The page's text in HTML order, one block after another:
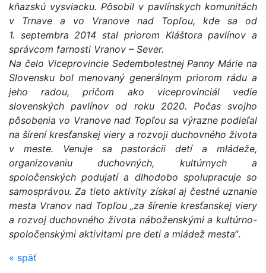
kňazskú vysviacku. Pôsobil v pavlínskych komunitách
v Trnave a vo Vranove nad Topľou, kde sa od
1. septembra 2014 stal priorom Kláštora pavlínov a
správcom farnosti Vranov – Sever.
Na čelo Viceprovincie Sedembolestnej Panny Márie na
Slovensku bol menovaný generálnym priorom rádu a
jeho radou, pričom ako viceprovinciál vedie
slovenských pavlínov od roku 2020. Počas svojho
pôsobenia vo Vranove nad Topľou sa výrazne podieľal
na šírení kresťanskej viery a rozvoji duchovného života
v meste. Venuje sa pastorácii detí a mládeže,
organizovaniu duchovných, kultúrnych a
spoločenských podujatí a dlhodobo spolupracuje so
samosprávou. Za tieto aktivity získal aj čestné uznanie
mesta Vranov nad Topľou „za šírenie kresťanskej viery
a rozvoj duchovného života náboženskými a kultúrno-
spoločenskými aktivitami pre deti a mládež mesta“.
« späť